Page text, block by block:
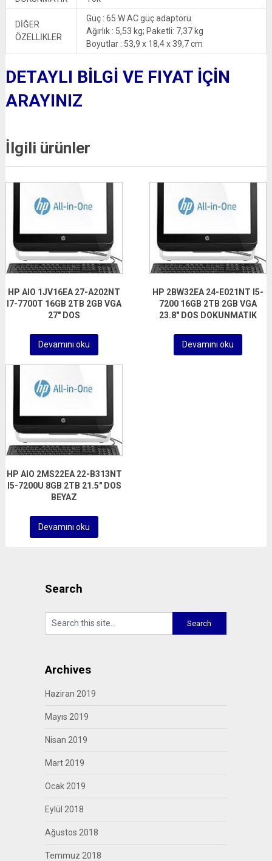
DİĞER
ÖZELLİKLER
Güç : 65 W AC güç adaptörü
Ağırlık : 5,53 kg; Paketli: 7,37 kg
Boyutlar : 53,9 x 18,4 x 39,7 cm
DETAYLI BİLGİ VE FIYAT İÇİN
ARAYINIZ
İlgili ürünler
HP AIO 1JV16EA 27-A202NT
I7-7700T 16GB 2TB 2GB VGA
27″ DOS
Devamını oku
HP 2BW32EA 24-E021NT I5-
7200 16GB 2TB 2GB VGA
23.8″ DOS DOKUNMATIK
Devamını oku
HP AIO 2MS22EA 22-B313NT
I5-7200U 8GB 2TB 21.5″ DOS
BEYAZ
Devamını oku
Search
Archives
Haziran 2019
Mayıs 2019
Nisan 2019
Mart 2019
Ocak 2019
Eylül 2018
Ağustos 2018
Temmuz 2018